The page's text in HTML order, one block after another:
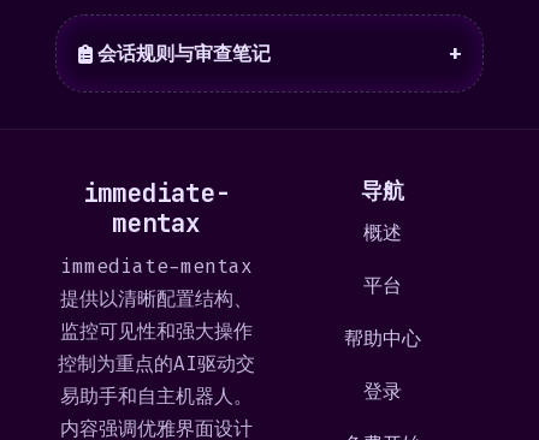
会话规则与审查笔记 +
immediate-
mentax
immediate-mentax
提供以清晰配置结构、
监控可见性和强大操作
控制为重点的AI驱动交
易助手和自主机器人。
内容强调优雅界面设计
导航
概述
平台
帮助中心
登录